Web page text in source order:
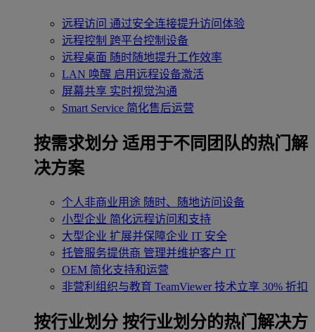
远程访问 通过安全连接提升访问体验
远程控制 跨平台控制设备
远程桌面 随时随地提升工作效率
LAN 唤醒 启用远程设备激活
屏幕共享 实时视觉沟通
Smart Service 简化售后运营
按需求划分 适用于不同团队的热门解
决方案
个人非商业用途 随时、随地访问设备
小型企业 简化远程访问和支持
大型企业 扩展并保障企业 IT 安全
托管服务提供商 管理并维护客户 IT
OEM 简化支持和运营
非营利组织与教育 TeamViewer 技术立享 30% 折扣
‌按行业划分 按行业划分的热门解决方